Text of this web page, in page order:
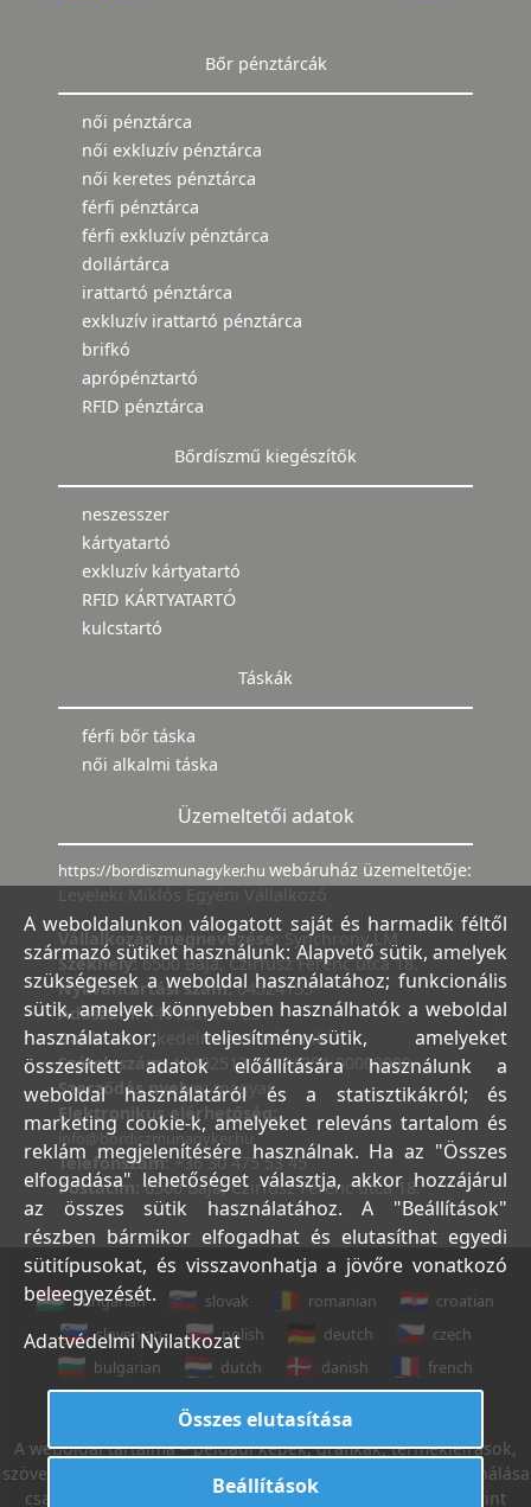
Bőr pénztárcák
női pénztárca
női exkluzív pénztárca
női keretes pénztárca
férfi pénztárca
férfi exkluzív pénztárca
dollártárca
irattartó pénztárca
exkluzív irattartó pénztárca
brifkó
aprópénztartó
RFID pénztárca
Bőrdíszmű kiegészítők
neszesszer
kártyatartó
exkluzív kártyatartó
RFID KÁRTYATARTÓ
kulcstartó
Táskák
férfi bőr táska
női alkalmi táska
Üzemeltetői adatok
https://bordiszmunagyker.hu webáruház üzemeltetője:
Leveleki Miklós Egyéni Vállalkozó
Vállalkozás megnevezése: Synchrony LM
Székhely:6500 Baja, Czirfusz Ferenc utca 18.
Nyilvántartási szám:04524155
Adószám:44018371-2-23
Bank:Kereskedelmi és Hitelbank
Számlaszám:10402513-25154254-00000000
Szerződés nyelve:magyar
Elektronikus elérhetőség:
info@bordiszmunagyker.hu
Telefonszám: +36 30 475 53 45
Postacím:6500 Baja, Czirfusz Ferenc utca 18.
hungarian slovak romanian
croatian
slovenian
polish deutch
czech
bulgarian
dutch danish
french
A weboldal tartalma – például képek, grafikák, termékleírások,
szövegek, stb. – Leveleki Miklós E.V. tulajdona, azok felhasználása
csak az Általános Szerződési Feltételek 18. sz. pontja szerint
A weboldalunkon válogatott saját és harmadik féltől
származó sütiket használunk: Alapvető sütik, amelyek
szükségesek a weboldal használatához; funkcionális
sütik, amelyek könnyebben használhatók a weboldal
használatakor; teljesítmény-sütik, amelyeket
összesített adatok előállítására használunk a
weboldal használatáról és a statisztikákról; és
marketing cookie-k, amelyeket releváns tartalom és
reklám megjelenítésére használnak. Ha az "Összes
elfogadása" lehetőséget választja, akkor hozzájárul
az összes sütik használatához. A "Beállítások"
részben bármikor elfogadhat és elutasíthat egyedi
sütitípusokat, és visszavonhatja a jövőre vonatkozó
beleegyezését.
Adatvédelmi Nyilatkozat
Összes elutasítása
Beállítások